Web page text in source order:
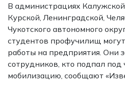
В администрациях
Курской, Ленинградской,
Чукотского автономного
студентов профучилищ
работы на предприятия. Они
сотрудников, кто подпал под
мобилизацию, сообщают